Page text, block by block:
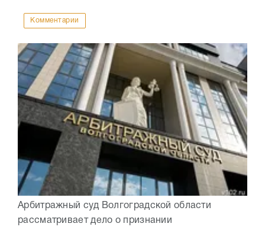
Комментарии
Арбитражный суд Волгоградской области
рассматривает дело о признании